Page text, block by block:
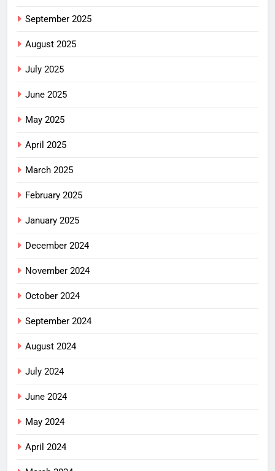
September 2025
August 2025
July 2025
June 2025
May 2025
April 2025
March 2025
February 2025
January 2025
December 2024
November 2024
October 2024
September 2024
August 2024
July 2024
June 2024
May 2024
April 2024